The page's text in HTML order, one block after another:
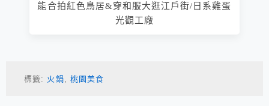
能合拍紅色鳥居&穿和服大逛江戶街/日系雞蛋
光觀工廠
標籤: 火鍋 桃園美食